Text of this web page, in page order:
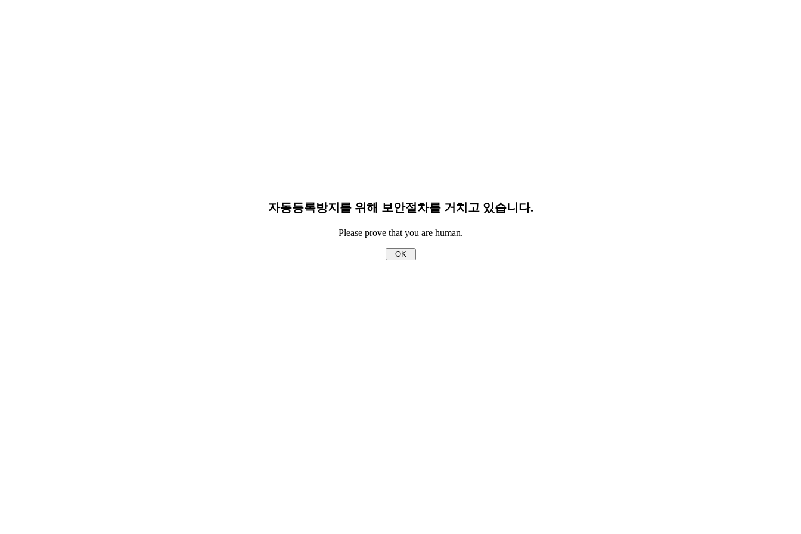
자동등록방지를 위해 보안절차를 거치고 있습니다.
Please prove that you are human.